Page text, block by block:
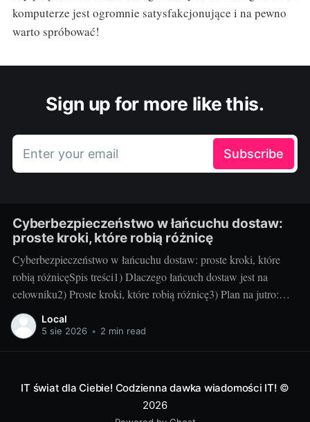
komputerze jest ogromnie satysfakcjonujące i na pewno
warto spróbować!
Sign up for more like this.
Enter your email Subscribe
Cyberbezpieczeństwo w łańcuchu dostaw:
proste kroki, które robią różnicę
Cyberbezpieczeństwo w łańcuchu dostaw: proste kroki, które
robią różnicęSpis treści1) Dlaczego łańcuch dostaw jest na
celowniku2) Proste kroki, które robią różnicę3) Plan na jutro:
utrzymanie i mierzenie efektów1) Dlaczego łańcuch dostaw jest
na celownikuCo to jest atak na łańcuch dostaw – w dwóch
Local
5 sie 2026 • 2 min read
IT świat dla Ciebie! Codzienna dawka wiadomości IT! ©
2026